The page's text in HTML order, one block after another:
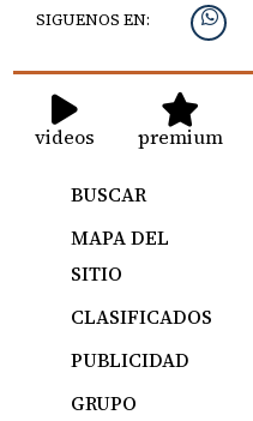
SIGUENOS EN:
videos premium
BUSCAR
MAPA DEL
SITIO
CLASIFICADOS
PUBLICIDAD
GRUPO